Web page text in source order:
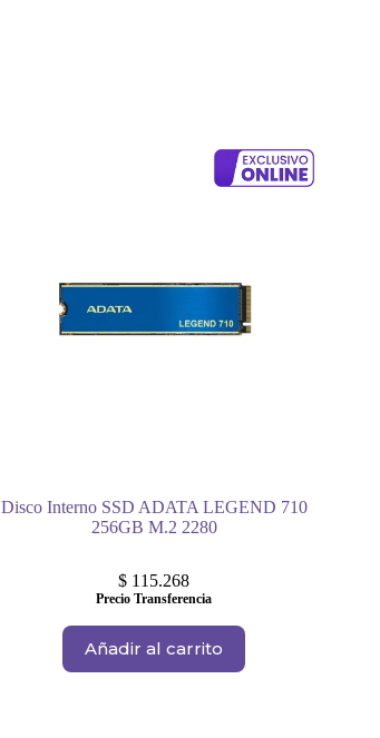
Disco Interno SSD ADATA LEGEND 710
256GB M.2 2280
$ 115.268
Precio Transferencia
Añadir al carrito